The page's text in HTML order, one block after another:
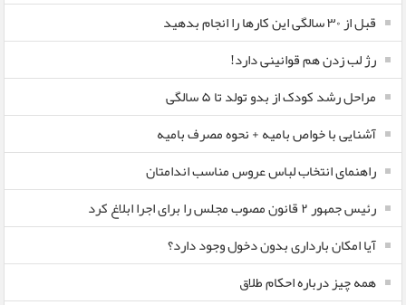
قبل از ۳۰ سالگی این کارها را انجام بدهید
رژ لب زدن هم قوانینی دارد!
مراحل رشد کودک از بدو تولد تا ۵ سالگی
آشنایی با خواص بامیه + نحوه مصرف بامیه
راهنمای انتخاب لباس عروس مناسب اندامتان
رئیس جمهور ۲ قانون مصوب مجلس را برای اجرا ابلاغ کرد
آیا امکان بارداری بدون دخول وجود دارد؟
همه چیز درباره احکام طلاق